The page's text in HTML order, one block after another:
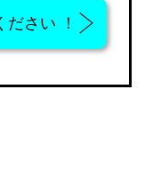
さい ！